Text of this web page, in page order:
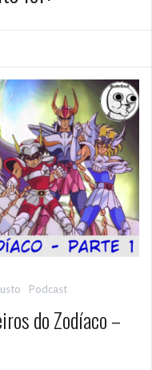
Podcast
do Zodíaco –